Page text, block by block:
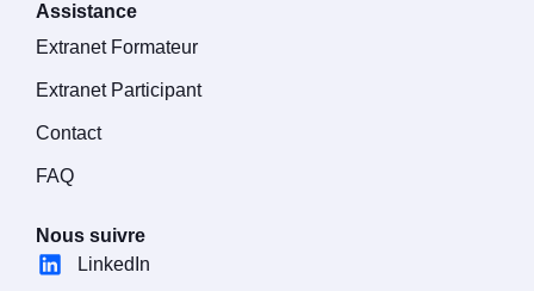
Assistance
Extranet Formateur
Extranet Participant
Contact
FAQ
Nous suivre
LinkedIn